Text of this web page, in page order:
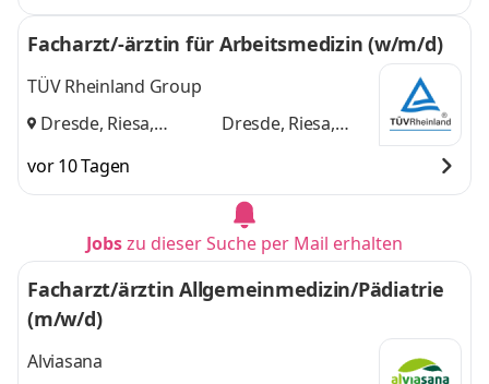
Facharzt/-ärztin für Arbeitsmedizin (w/m/d)
TÜV Rheinland Group
Dresde, Riesa,
Dresde, Riesa,
vor 10 Tagen
Jobszu dieser Suche per Mail erhalten
Facharzt/ärztin Allgemeinmedizin/Pädiatrie
(m/w/d)
Alviasana